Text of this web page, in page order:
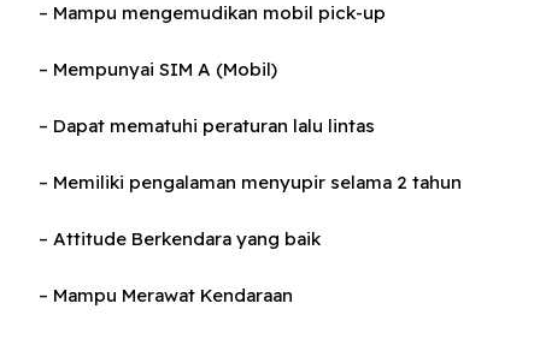
– Mampu mengemudikan mobil pick-up
– Mempunyai SIM A (Mobil)
– Dapat mematuhi peraturan lalu lintas
– Memiliki pengalaman menyupir selama 2 tahun
– Attitude Berkendara yang baik
– Mampu Merawat Kendaraan